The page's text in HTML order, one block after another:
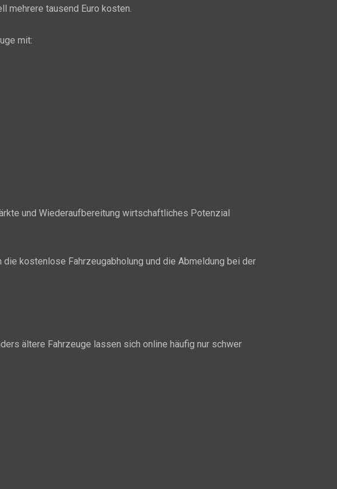
mehrere tausend Euro kosten.
mit:
und Wiederaufbereitung wirtschaftliches Potenzial
die kostenlose Fahrzeugabholung und die Abmeldung bei der
ältere Fahrzeuge lassen sich online häufig nur schwer